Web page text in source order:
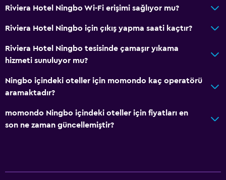
Riviera Hotel Ningbo Wi-Fi erişimi sağlıyor mu?
Riviera Hotel Ningbo için çıkış yapma saati kaçtır?
Riviera Hotel Ningbo tesisinde çamaşır yıkama
hizmeti sunuluyor mu?
Ningbo içindeki oteller için momondo kaç operatörü
aramaktadır?
momondo Ningbo içindeki oteller için fiyatları en
son ne zaman güncellemiştir?